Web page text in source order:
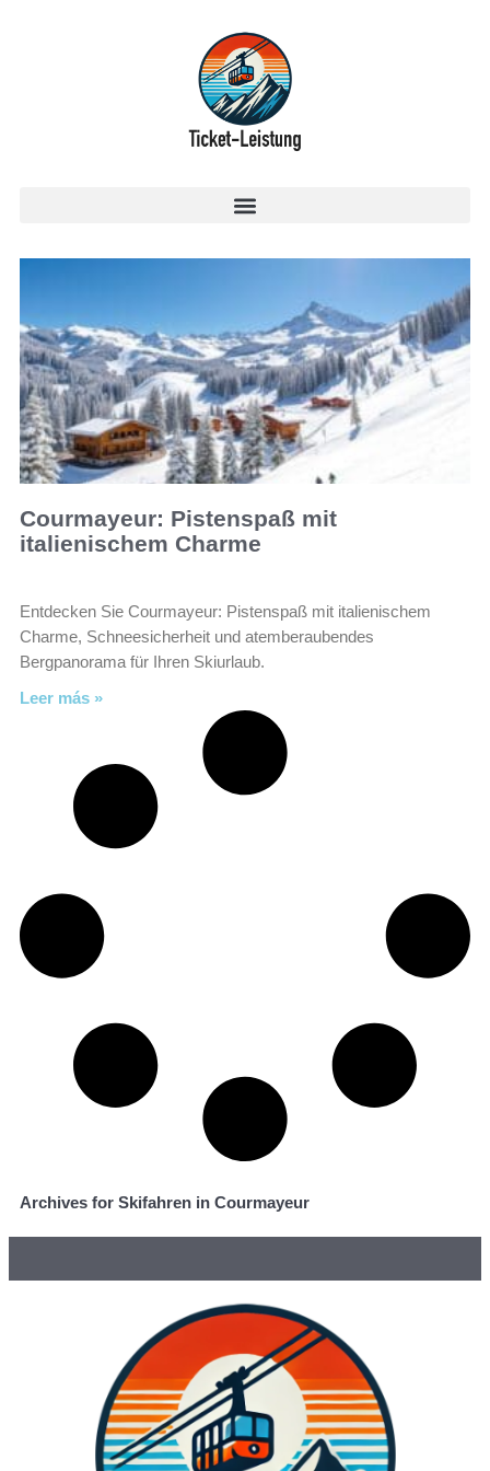
Courmayeur: Pistenspaß mit
italienischem Charme
Entdecken Sie Courmayeur: Pistenspaß mit italienischem
Charme, Schneesicherheit und atemberaubendes
Bergpanorama für Ihren Skiurlaub.
Leer más »
Archives for Skifahren in Courmayeur